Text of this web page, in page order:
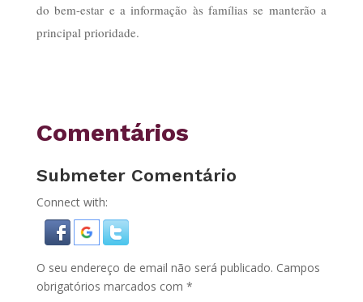
do bem-estar e a informação às famílias se manterão a
principal prioridade.
Comentários
Submeter Comentário
Connect with:
O seu endereço de email não será publicado. Campos
obrigatórios marcados com *